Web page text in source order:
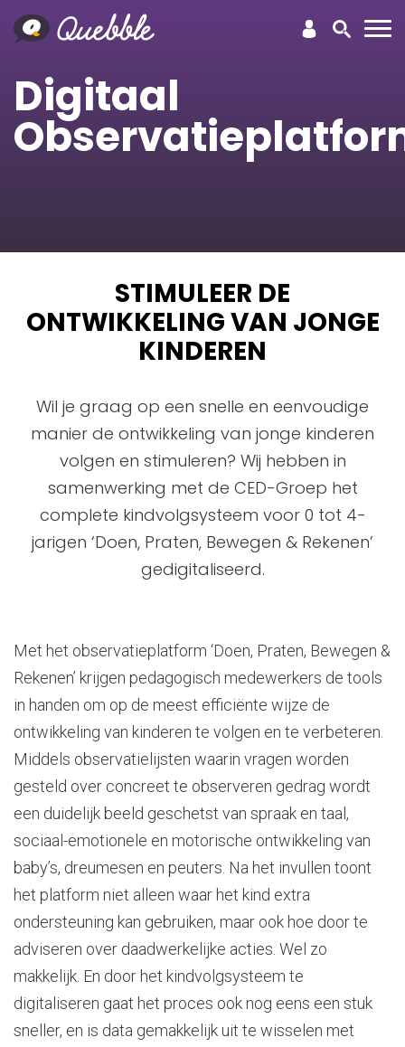
Personeelsplanning
Quebble Pro
Kindplanning
Ouderportaal
Heen-en-weer schriftje
Klantervaringen
Actueel
Vacatures
Evenementen
Contact
Digitaal
STIMULEER DE
ONTWIKKELING VAN JONGE
KINDEREN
Wil je graag op een snelle en eenvoudige
manier de ontwikkeling van jonge kinderen
volgen en stimuleren? Wij hebben in
samenwerking met de CED-Groep het
complete kindvolgsysteem voor 0 tot 4-
jarigen ‘Doen, Praten, Bewegen & Rekenen’
gedigitaliseerd.
Met het observatieplatform ‘Doen, Praten, Bewegen &
Rekenen’ krijgen pedagogisch medewerkers de tools
in handen om op de meest efficiënte wijze de
ontwikkeling van kinderen te volgen en te verbeteren.
Middels observatielijsten waarin vragen worden
gesteld over concreet te observeren gedrag wordt
een duidelijk beeld geschetst van spraak en taal,
sociaal-emotionele en motorische ontwikkeling van
baby’s, dreumesen en peuters. Na het invullen toont
het platform niet alleen waar het kind extra
ondersteuning kan gebruiken, maar ook hoe door te
adviseren over daadwerkelijke acties. Wel zo
makkelijk. En door het kindvolgsysteem te
digitaliseren gaat het proces ook nog eens een stuk
sneller, en is data gemakkelijk uit te wisselen met